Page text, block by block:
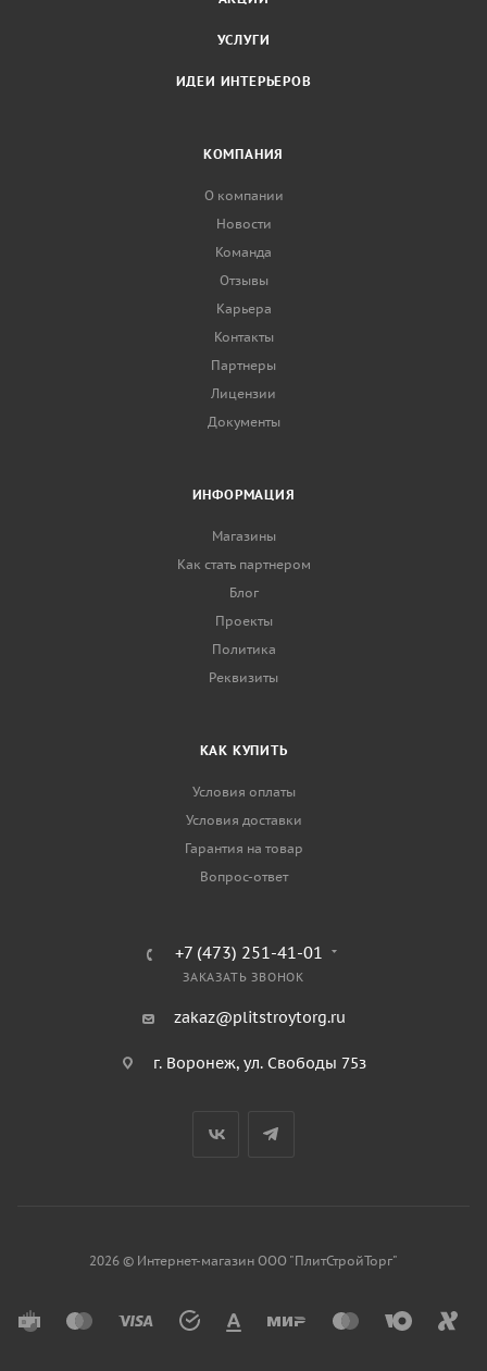
УСЛУГИ
ИДЕИ ИНТЕРЬЕРОВ
КОМПАНИЯ
О компании
Новости
Команда
Отзывы
Карьера
Контакты
Партнеры
Лицензии
Документы
ИНФОРМАЦИЯ
Магазины
Как стать партнером
Блог
Проекты
Политика
Реквизиты
КАК КУПИТЬ
Условия оплаты
Условия доставки
Гарантия на товар
Вопрос-ответ
+7 (473) 251-41-01
ЗАКАЗАТЬ ЗВОНОК
zakaz@plitstroytorg.ru
г. Воронеж, ул. Свободы 75з
2026 © Интернет-магазин ООО "ПлитСтройТорг"